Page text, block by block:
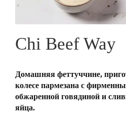
Chi Beef Way
Домашняя феттуччине,
колесе пармезана с
обжаренной говядиной и
яйца.